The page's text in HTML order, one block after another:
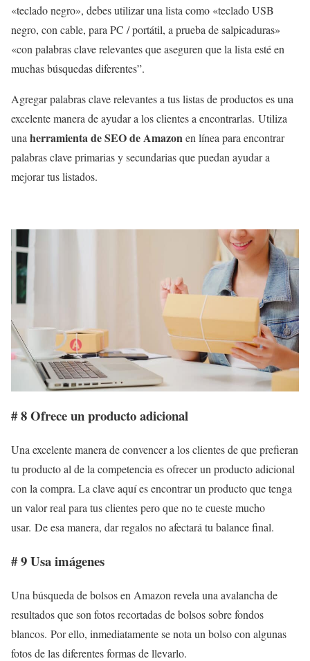
«teclado negro», debes utilizar una lista como «teclado USB
negro, con cable, para PC / portátil, a prueba de salpicaduras»
«con palabras clave relevantes que aseguren que la lista esté en
muchas búsquedas diferentes”.
Agregar palabras clave relevantes a tus listas de productos es una
excelente manera de ayudar a los clientes a encontrarlas. Utiliza
una herramienta de SEO de Amazon en línea para encontrar
palabras clave primarias y secundarias que puedan ayudar a
mejorar tus listados.
# 8 Ofrece un producto adicional
Una excelente manera de convencer a los clientes de que prefieran
tu producto al de la competencia es ofrecer un producto adicional
con la compra. La clave aquí es encontrar un producto que tenga
un valor real para tus clientes pero que no te cueste mucho
usar. De esa manera, dar regalos no afectará tu balance final.
# 9 Usa imágenes
Una búsqueda de bolsos en Amazon revela una avalancha de
resultados que son fotos recortadas de bolsos sobre fondos
blancos. Por ello, inmediatamente se nota un bolso con algunas
fotos de las diferentes formas de llevarlo.